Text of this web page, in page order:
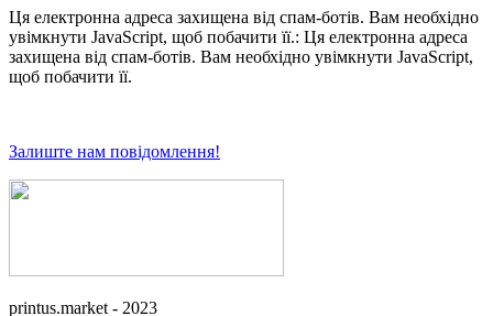
Ця електронна адреса захищена від спам-ботів. Вам необхідно
увімкнути JavaScript, щоб побачити її.: Ця електронна адреса
захищена від спам-ботів. Вам необхідно увімкнути JavaScript,
щоб побачити її.
Залиште нам повідомлення!
printus.market - 2023